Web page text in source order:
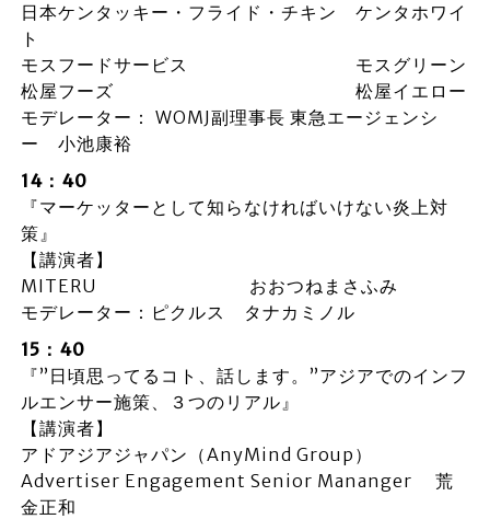
日本ケンタッキー・フライド・チキン ケンタホワイ
ト
モスフードサービス モスグリーン
松屋フーズ 松屋イエロー
モデレーター： WOMJ副理事長 東急エージェンシ
ー 小池康裕
14：40
『マーケッターとして知らなければいけない炎上対
策』
【講演者】
MITERU おおつねまさふみ
モデレーター：ピクルス タナカミノル
15：40
『”日頃思ってるコト、話します。”アジアでのインフ
ルエンサー施策、３つのリアル』
【講演者】
アドアジアジャパン（AnyMind Group）
Advertiser Engagement Senior Mananger 荒
金正和